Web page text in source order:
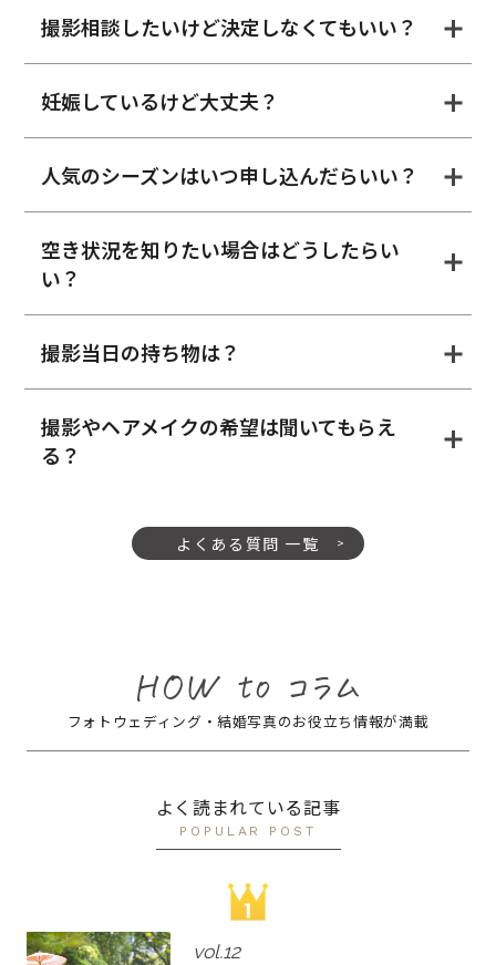
撮影相談したいけど決定しなくてもいい？
妊娠しているけど大丈夫？
人気のシーズンはいつ申し込んだらいい？
空き状況を知りたい場合はどうしたらい
い？
撮影当日の持ち物は？
撮影やヘアメイクの希望は聞いてもらえ
る？
よくある質問 一覧
フォトウェディング・結婚写真のお役立ち情報が満載
よく読まれている記事
POPULAR POST
vol.12